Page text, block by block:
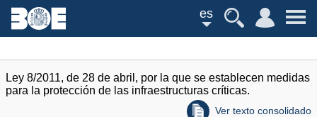
es
Ley 8/2011, de 28 de abril, por la que se establecen medidas
para la protección de las infraestructuras críticas.
Ver texto consolidado